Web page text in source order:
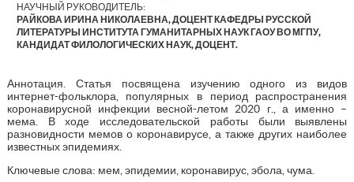
НАУЧНЫЙ РУКОВОДИТЕЛЬ:
РАЙКОВА ИРИНА НИКОЛАЕВНА, ДОЦЕНТ КАФЕДРЫ РУССКОЙ
ЛИТЕРАТУРЫ ИНСТИТУТА ГУМАНИТАРНЫХ НАУК ГАОУ ВО МГПУ,
КАНДИДАТ ФИЛОЛОГИЧЕСКИХ НАУК, ДОЦЕНТ.
Аннотация. Статья посвящена изучению одного из видов
интернет-фольклора, популярных в период распространения
коронавирусной инфекции весной-летом 2020 г., а именно –
мема. В ходе исследовательской работы были выявлены
разновидности мемов о коронавирусе, а также других наиболее
известных эпидемиях.
Ключевые слова: мем, эпидемии, коронавирус, эбола, чума.